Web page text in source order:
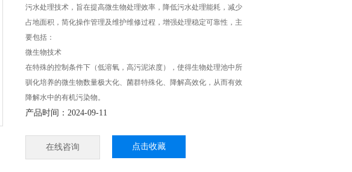
污水处理技术，旨在提高微生物处理效率，降低污水处理能耗，减少
占地面积，简化操作管理及维护维修过程，增强处理稳定可靠性，主
要包括：
微生物技术
在特殊的控制条件下（低溶氧，高污泥浓度），使得生物处理池中所
驯化培养的微生物数量极大化、菌群特殊化、降解高效化，从而有效
降解水中的有机污染物。
产品时间：2024-09-11
在线咨询 点击收藏